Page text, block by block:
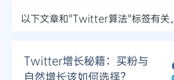
以下文章和"Twitter算法"标签有关。
Twitter增长秘籍：买粉与
自然增长该如何选择？